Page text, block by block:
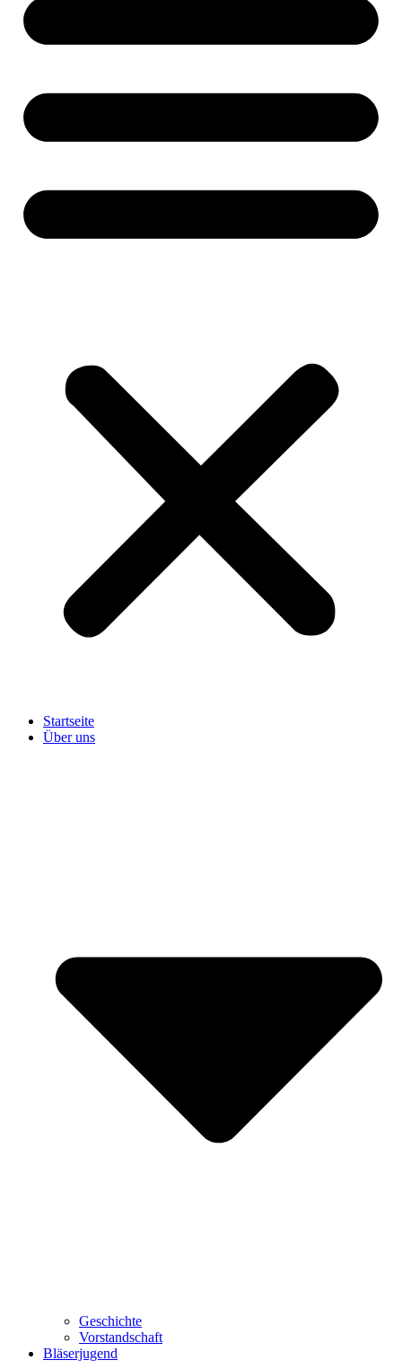
Startseite
Über uns
Geschichte
Vorstandschaft
Bläserjugend